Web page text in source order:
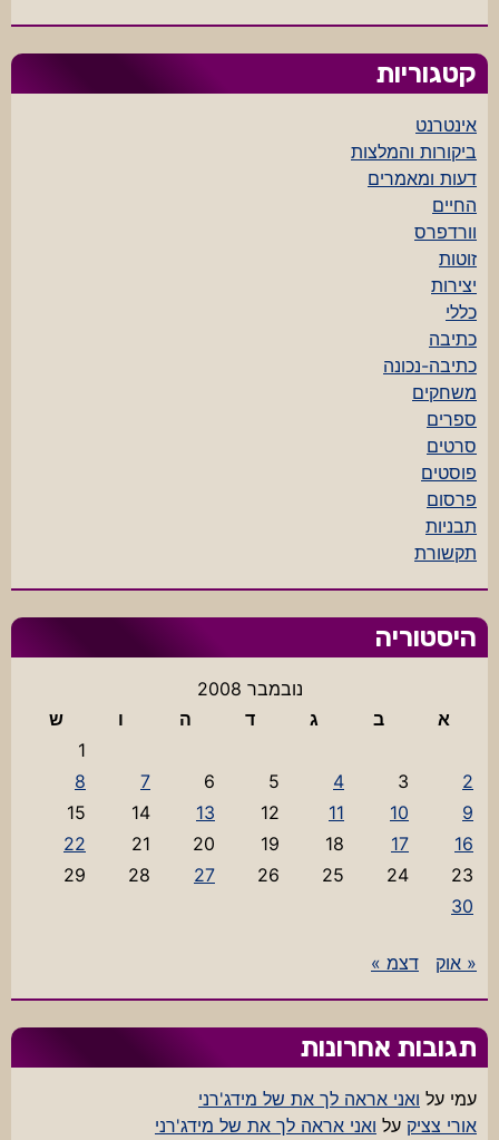
קטגוריות
אינטרנט
ביקורות והמלצות
דעות ומאמרים
החיים
וורדפרס
זוטות
יצירות
כללי
כתיבה
כתיבה-נכונה
משחקים
ספרים
סרטים
פוסטים
פרסום
תבניות
תקשורת
היסטוריה
נובמבר 2008
א
ב ג ד ה ו
ש
1
2
3
4
5
6
7
8
9
10
11
12
13
14
15
16
17
18
19
20
21
22
23
24
25
26
27
28
29
30
« אוק דצמ »
תגובות אחרונות
עמי על ואני אראה לך את של מידג'רני
אורי צציק על ואני אראה לך את של מידג'רני